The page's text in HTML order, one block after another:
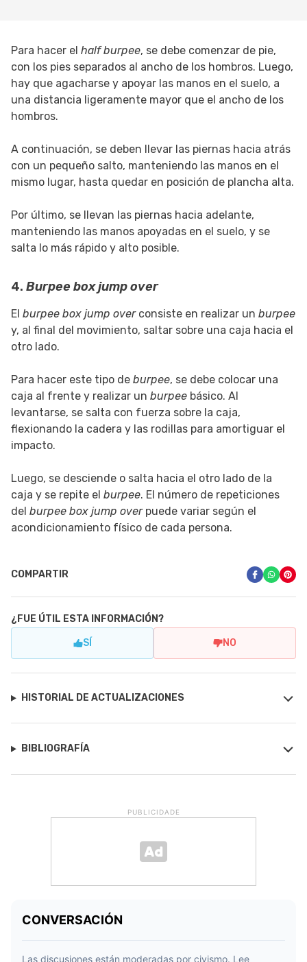
Para hacer el half burpee, se debe comenzar de pie,
con los pies separados al ancho de los hombros. Luego,
hay que agacharse y apoyar las manos en el suelo, a
una distancia ligeramente mayor que el ancho de los
hombros.
A continuación, se deben llevar las piernas hacia atrás
con un pequeño salto, manteniendo las manos en el
mismo lugar, hasta quedar en posición de plancha alta.
Por último, se llevan las piernas hacia adelante,
manteniendo las manos apoyadas en el suelo, y se
salta lo más rápido y alto posible.
4. Burpee box jump over
El burpee box jump overconsiste en realizar un burpee
y, al final del movimiento, saltar sobre una caja hacia el
otro lado.
Para hacer este tipo de burpee, se debe colocar una
caja al frente y realizar un burpee básico. Al
levantarse, se salta con fuerza sobre la caja,
flexionando la cadera y las rodillas para amortiguar el
impacto.
Luego, se desciende o salta hacia el otro lado de la
caja y se repite el burpee. El número de repeticiones
del burpee box jump overpuede variar según el
acondicionamiento físico de cada persona.
COMPARTIR
¿FUE ÚTIL ESTA INFORMACIÓN?
SÍ NO
HISTORIAL DE ACTUALIZACIONES
BIBLIOGRAFÍA
PUBLICIDADE